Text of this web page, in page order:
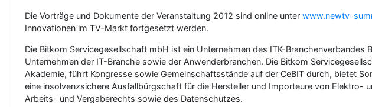
Die Vorträge und Dokumente der Veranstaltung 2012 sind online unter www.newtv-
Innovationen im TV-Markt fortgesetzt werden.
Die Bitkom Servicegesellschaft mbH ist ein Unternehmen des ITK-
Unternehmen der IT-Branche sowie der Anwenderbranchen. Die Bitkom
Akademie, führt Kongresse sowie Gemeinschaftsstände auf der CeBIT durch, bietet
eine insolvenzsichere Ausfallbürgschaft für die Hersteller und Importeure von Elektro-
Arbeits- und Vergaberechts sowie des Datenschutzes.